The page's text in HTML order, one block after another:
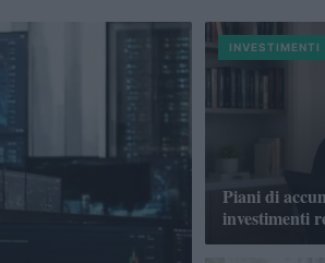
INVESTIMENTI
Piani di
investimenti